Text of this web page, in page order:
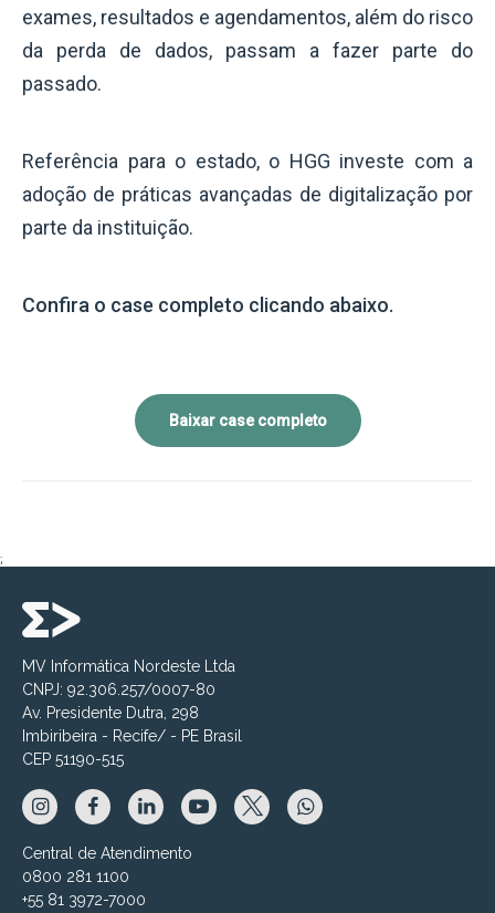
exames, resultados e agendamentos, além do risco
da perda de dados, passam a fazer parte do
passado.
Referência para o estado, o HGG investe com a
adoção de práticas avançadas de digitalização por
parte da instituição.
Confira o case completo clicando abaixo.
Baixar case completo
;
MV Informática Nordeste Ltda
CNPJ: 92.306.257/0007-80
Av. Presidente Dutra, 298
Imbiribeira - Recife/ - PE Brasil
CEP 51190-515
Central de Atendimento
0800 281 1100
+55 81 3972-7000